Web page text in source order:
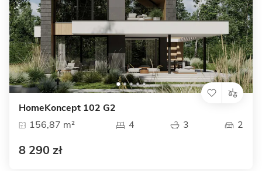
HomeKoncept 102 G2
156,87 m²
4 3 2
8 290 zł